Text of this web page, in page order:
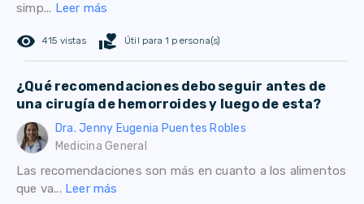
simp... Leer más
remove_red_eye 415 vistas volunteer_activism Útil para 1 persona(s)
¿Qué recomendaciones debo seguir antes de
una cirugía de hemorroides y luego de esta?
Dra. Jenny Eugenia Puentes Robles
Medicina General
Las recomendaciones son más en cuanto a los alimentos
que va... Leer más